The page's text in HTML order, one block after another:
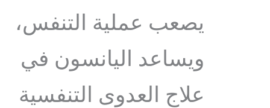
يصعب عملية التنفس،
ويساعد اليانسون في
علاج العدوى التنفسية